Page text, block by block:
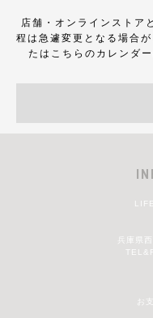
店舗・オンラインストア
程は急遽変更となる場合
たはこちらのカレンダ
兵庫県
お